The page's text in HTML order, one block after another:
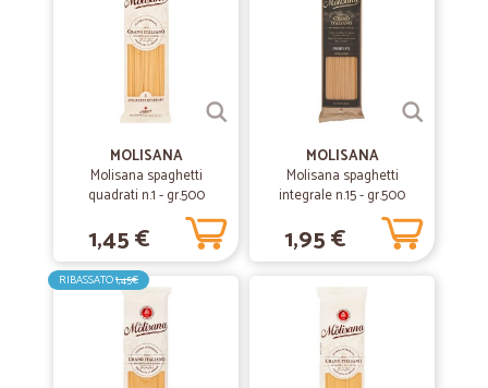
MOLISANA
Molisana spaghetti
quadrati n.1 - gr.500
1,45 €
MOLISANA
Molisana spaghetti
integrale n.15 - gr.500
1,95 €
RIBASSATO1,45€